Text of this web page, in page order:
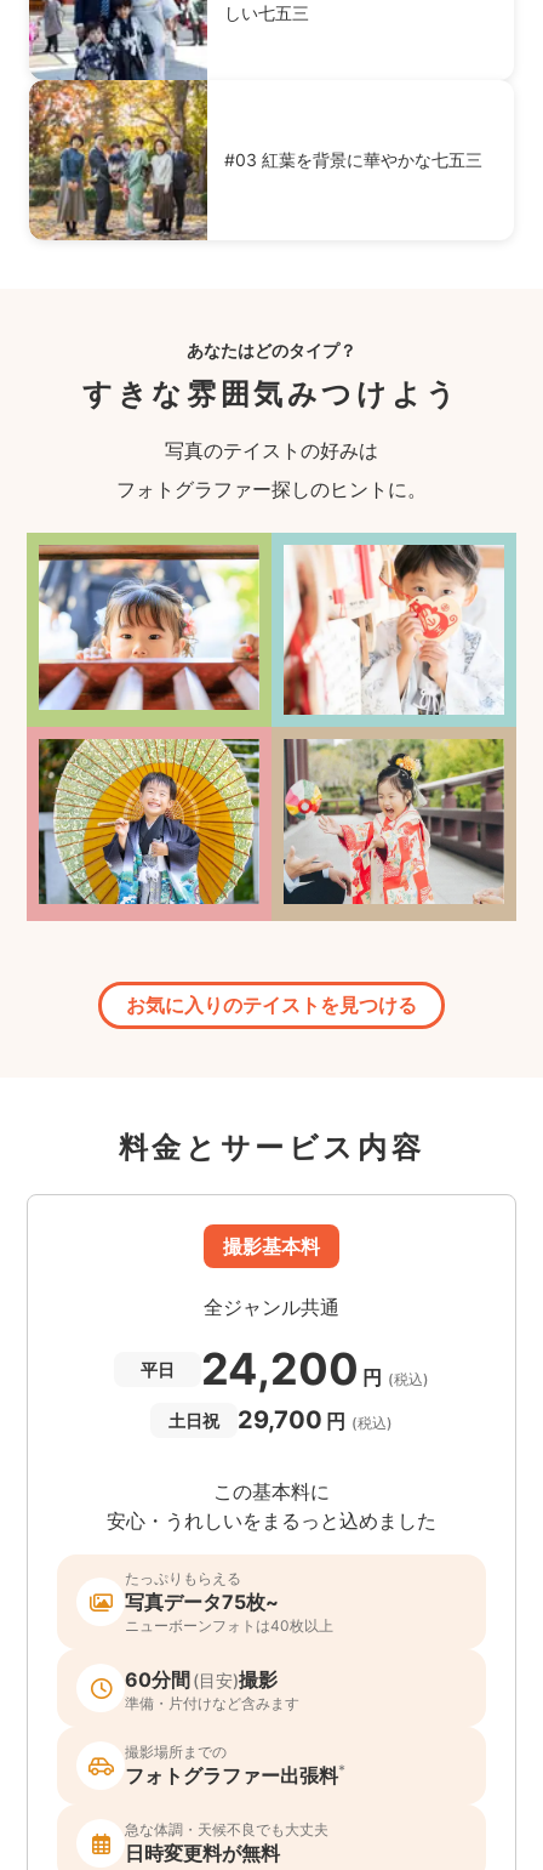
しい七五三
#03 紅葉を背景に華やかな七五三
あなたはどのタイプ？
すきな雰囲気みつけよう
写真のテイストの好みは
フォトグラファー探しのヒントに。
お気に入りのテイストを見つける
料金とサービス内容
撮影基本料
全ジャンル共通
平日 24,200 円 (税込)
土日祝 29,700 円 (税込)
この基本料に
安心・うれしいをまるっと込めました
たっぷりもらえる
写真データ75枚~
ニューボーンフォトは40枚以上
60分間(目安)撮影
準備・片付けなど含みます
撮影場所までの
フォトグラファー出張料*
急な体調・天候不良でも大丈夫
日時変更料が無料